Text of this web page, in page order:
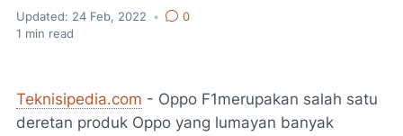
Updated: 24 Feb, 2022 •
0
1 min read
Teknisipedia.com - Oppo F1merupakan salah satu
deretan produk Oppo yang lumayan banyak